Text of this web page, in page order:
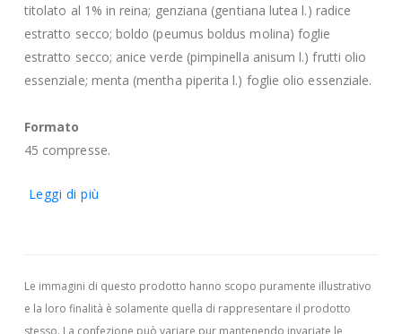
titolato al 1% in reina; genziana (gentiana lutea l.) radice
estratto secco; boldo (peumus boldus molina) foglie
estratto secco; anice verde (pimpinella anisum l.) frutti olio
essenziale; menta (mentha piperita l.) foglie olio essenziale.
Formato
45 compresse.
Leggi di più
Le immagini di questo prodotto hanno scopo puramente illustrativo
e la loro finalità è solamente quella di rappresentare il prodotto
stesso. La confezione può variare pur mantenendo invariate le